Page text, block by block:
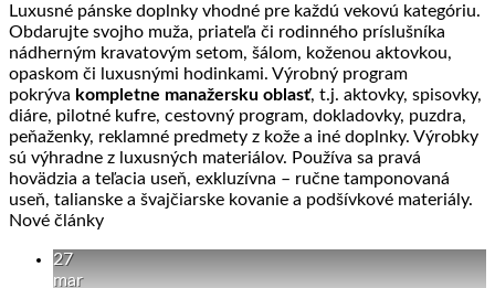
Luxusné pánske doplnky vhodné pre každú vekovú kategóriu.
Obdarujte svojho muža, priateľa či rodinného príslušníka
nádherným kravatovým setom, šálom, koženou aktovkou,
opaskom či luxusnými hodinkami. Výrobný program
pokrýva kompletne manažersku oblasť, t.j. aktovky, spisovky,
diáre, pilotné kufre, cestovný program, dokladovky, puzdra,
peňaženky, reklamné predmety z kože a iné doplnky. Výrobky
sú výhradne z luxusných materiálov. Používa sa pravá
hovädzia a teľacia useň, exkluzívna – ručne tamponovaná
useň, talianske a švajčiarske kovanie a podšívkové materiály.
Nové články
27
mar